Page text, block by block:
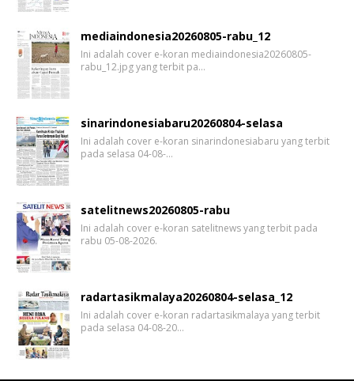
mediaindonesia20260805-rabu_12
Ini adalah cover e-koran mediaindonesia20260805-
rabu_12.jpg yang terbit pa…
sinarindonesiabaru20260804-selasa
Ini adalah cover e-koran sinarindonesiabaru yang terbit
pada selasa 04-08-…
satelitnews20260805-rabu
Ini adalah cover e-koran satelitnews yang terbit pada
rabu 05-08-2026.
radartasikmalaya20260804-selasa_12
Ini adalah cover e-koran radartasikmalaya yang terbit
pada selasa 04-08-20…